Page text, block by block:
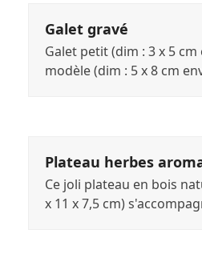
Galet gravé
Galet petit (dim : 3 x 5
modèle (dim : 5 x 8 cm
Plateau herbes
Ce joli plateau en bois
x 11 x 7,5 cm)